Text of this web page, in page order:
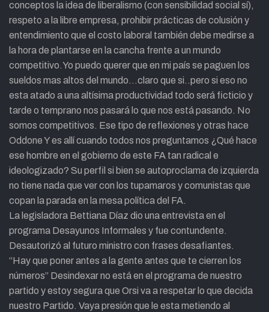
conceptos la idea de liberalismo (con sensibilidad social sí),
respeto a la libre empresa, prohibir prácticas de colusión y
entendimiento que el costo laboral también debe medirse a
la hora de plantarse en la cancha frente a un mundo
competitivo.Yo puedo querer que en mi país se paguen los
sueldos mas altos del mundo…claro que si..pero si eso no
esta atado a una altísima productividad todo será ficticio y
tarde o temprano nos pasará lo que nos está pasando. No
somos competitivos. Ese tipo de reflexiones y otras hace
Oddone Y es allí cuando todos nos preguntamos ¿Qué hace
ese hombre en el gobierno de este FA tan radical e
ideologizado? Su perfil si bien se autoproclama de izquierda
no tiene nada que ver con los tupamaros y comunistas que
copan la parada en la mesa política del FA.
La legisladora Bettiana Díaz dio una entrevista en el
programa Desayunos Informales y fue contundente.
Desautorizó al futuro ministro con frases desafiantes.
“Hay que poner antes a la gente antes que te cierren los
números” Desindexar no está en el programa de nuestro
partido y estoy segura que Orsi va a respetar lo que decida
nuestro Partido. Vaya presión que le esta metiendo al